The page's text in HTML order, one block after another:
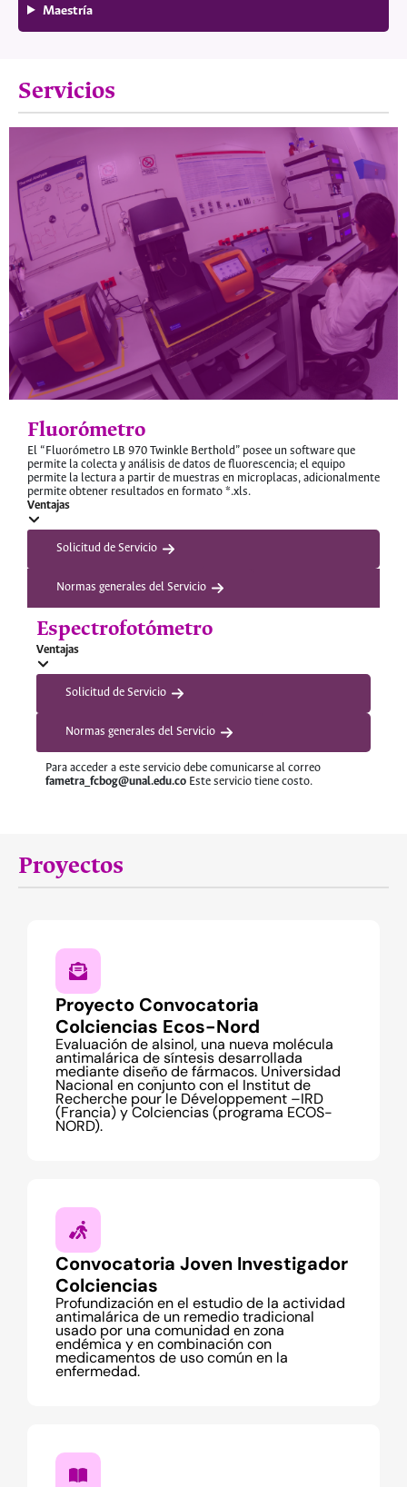
Maestría
Servicios
Fluorómetro
El “Fluorómetro LB 970 Twinkle Berthold” posee un software que
permite la colecta y análisis de datos de fluorescencia; el equipo
permite la lectura a partir de muestras en microplacas, adicionalmente
permite obtener resultados en formato *.xls.
Ventajas
Solicitud de Servicio
Normas generales del Servicio
Espectrofotómetro
Ventajas
Solicitud de Servicio
Normas generales del Servicio
Para acceder a este servicio debe comunicarse al correo
fametra_fcbog@unal.edu.co Este servicio tiene costo.
Proyectos
Proyecto Convocatoria
Colciencias Ecos-Nord
Evaluación de alsinol, una nueva molécula
antimalárica de síntesis desarrollada
mediante diseño de fármacos. Universidad
Nacional en conjunto con el Institut de
Recherche pour le Développement –IRD
(Francia) y Colciencias (programa ECOS-
NORD).
Convocatoria Joven Investigador
Colciencias
Profundización en el estudio de la actividad
antimalárica de un remedio tradicional
usado por una comunidad en zona
endémica y en combinación con
medicamentos de uso común en la
enfermedad.